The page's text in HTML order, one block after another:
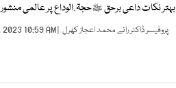
بہتر نکات داعی برحق ﷺحجۃ ٔ الوداع پر عالمی
پروفیسر ڈاکٹر رائے محمد اعجاز کھرل | DEC 22, 2023 10:59 AM |